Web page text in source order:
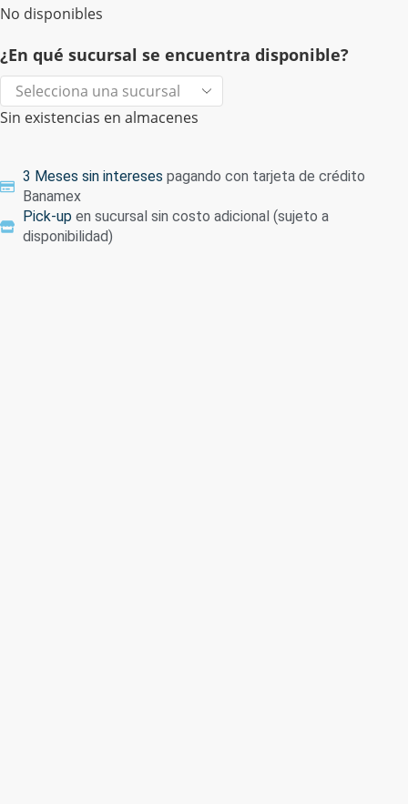
No disponibles
¿En qué sucursal se encuentra disponible?
Sin existencias en almacenes
3 Meses sin intereses pagando con tarjeta de crédito
Banamex
Pick-up en sucursal sin costo adicional (sujeto a
disponibilidad)